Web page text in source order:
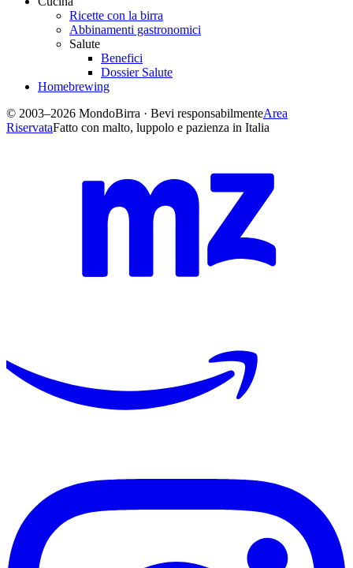
Ricette con la birra
Abbinamenti gastronomici
Salute
Benefici
Dossier Salute
Homebrewing
© 2003–2026 MondoBirra · Bevi responsabilmenteArea
RiservataFatto con malto, luppolo e pazienza in Italia